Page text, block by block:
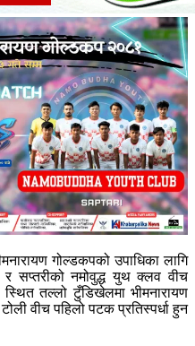
गोल्डकपको उपाधिका लागि
नमोवुद्ध युथ क्लव वीच
तल्लो टुँडिखेलमा भीमनारायण
वीच पहिलो पटक प्रतिस्पर्धा हुन